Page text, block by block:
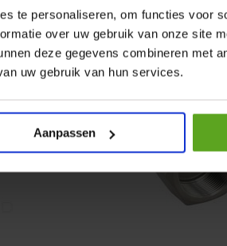
te personaliseren, om functies voor
over uw gebruik van onze site
deze gegevens combineren met
uw gebruik van hun services.
Aanpassen